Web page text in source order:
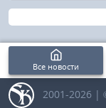
Все новости
2001-2026 |